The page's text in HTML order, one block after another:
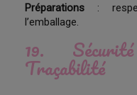
Préparations :
l’emballage.
19.
Traçabilité